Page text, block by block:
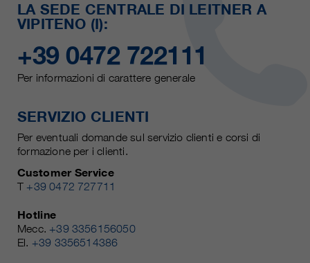
LA SEDE CENTRALE DI LEITNER A
VIPITENO (I):
+39 0472 722111
Per informazioni di carattere generale
SERVIZIO CLIENTI
Per eventuali domande sul servizio clienti e corsi di
formazione per i clienti.
Customer Service
T +39 0472 727711
Hotline
Mecc. +39 3356156050
El. +39 3356514386